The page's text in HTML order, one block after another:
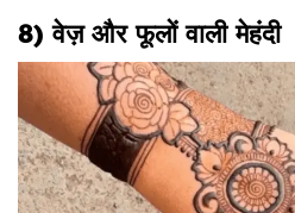
8) वेज़ और फूलों वाली मेहंदी